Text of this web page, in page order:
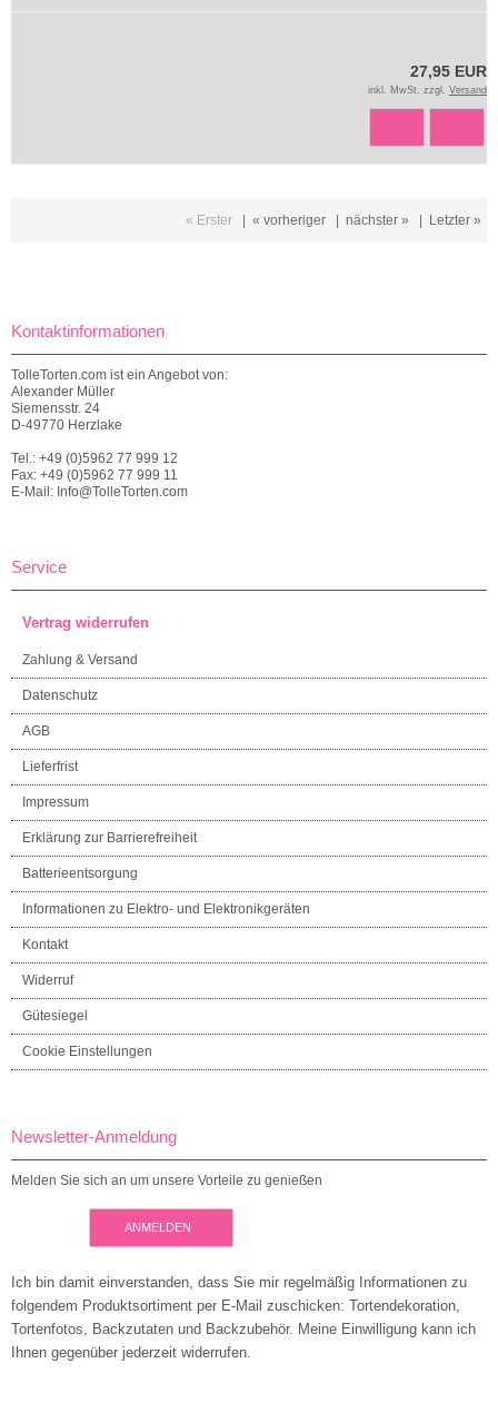
27,95 EUR
inkl. MwSt. zzgl. Versand
« Erster | « vorheriger | nächster » | Letzter »
Kontaktinformationen
TolleTorten.com ist ein Angebot von:
Alexander Müller
Siemensstr. 24
D-49770 Herzlake
Tel.: +49 (0)5962 77 999 12
Fax: +49 (0)5962 77 999 11
E-Mail: Info@TolleTorten.com
Service
Vertrag widerrufen
Zahlung & Versand
Datenschutz
AGB
Lieferfrist
Impressum
Erklärung zur Barrierefreiheit
Batterieentsorgung
Informationen zu Elektro- und Elektronikgeräten
Kontakt
Widerruf
Gütesiegel
Cookie Einstellungen
Newsletter-Anmeldung
Melden Sie sich an um unsere Vorteile zu genießen
ANMELDEN
Ich bin damit einverstanden, dass Sie mir regelmäßig Informationen zu
folgendem Produktsortiment per E-Mail zuschicken: Tortendekoration,
Tortenfotos, Backzutaten und Backzubehör. Meine Einwilligung kann ich
Ihnen gegenüber jederzeit widerrufen.